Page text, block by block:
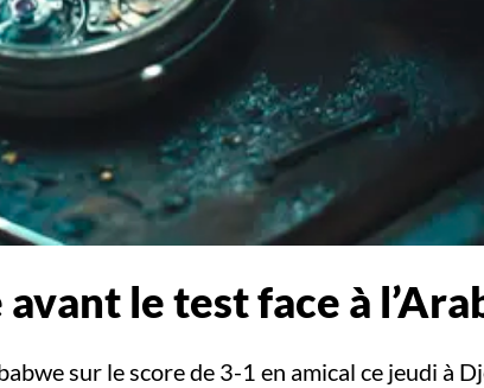
le test face à
sur le score de 3-1 en amical ce jeudi à